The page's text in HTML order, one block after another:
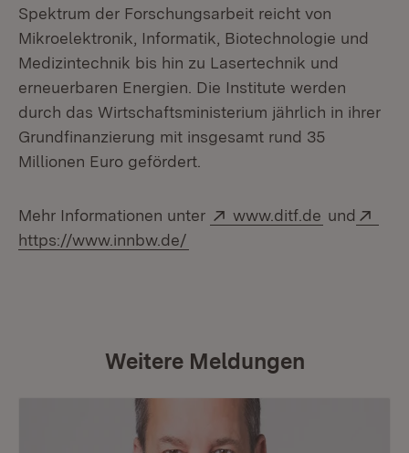
Spektrum der Forschungsarbeit reicht von
Mikroelektronik, Informatik, Biotechnologie und
Medizintechnik bis hin zu Lasertechnik und
erneuerbaren Energien. Die Institute werden
durch das Wirtschaftsministerium jährlich in ihrer
Grundfinanzierung mit insgesamt rund 35
Millionen Euro gefördert.
Mehr Informationen unter Extern:
www.ditf.de (Öffnet in
und
https://www.innbw.de/
Weitere Meldungen